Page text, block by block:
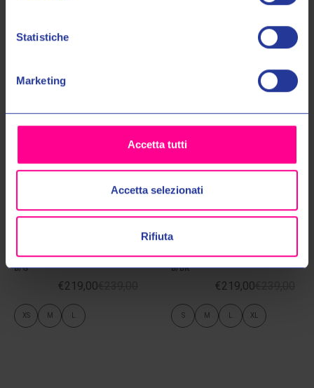
Statistiche
Marketing
Accetta tutti
Accetta selezionati
Rifiuta
GIACCA AIRBLADE 5 LADY 17020
B/G
€219,00
XS M
Clover Srl
GIACCA AIRBLADE 5 LADY 17020
B/BR
€219,00
S M XL